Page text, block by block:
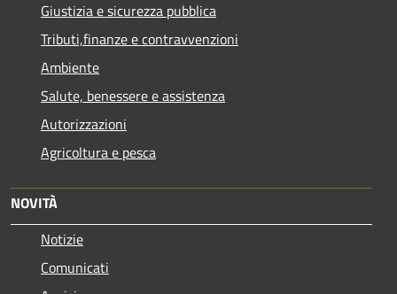
Giustizia e sicurezza pubblica
Tributi,finanze e contravvenzioni
Ambiente
Salute, benessere e assistenza
Autorizzazioni
Agricoltura e pesca
NOVITÀ
Notizie
Comunicati